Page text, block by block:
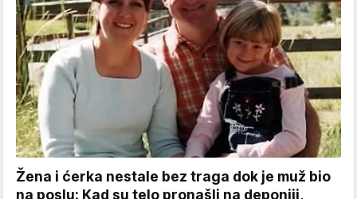
Žena i ćerka nestale bez traga dok je muž bio
na poslu: Kad su telo pronašli na deponiji,